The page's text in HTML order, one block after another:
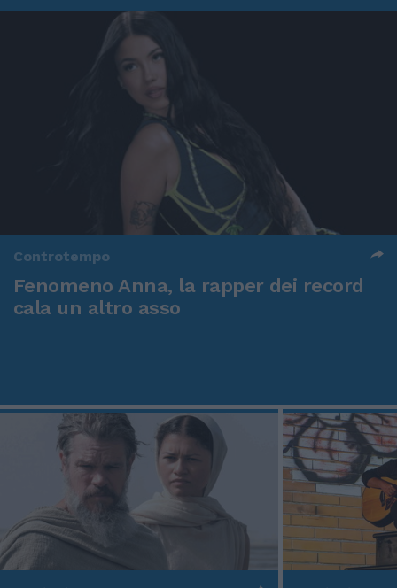
Controtempo
Fenomeno Anna, la rapper dei record
cala un altro asso